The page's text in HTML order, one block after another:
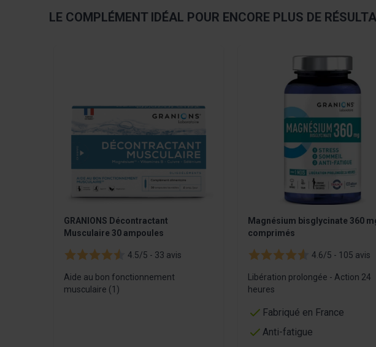
LE COMPLÉMENT IDÉAL POUR ENCORE PLUS DE
GRANIONS Décontractant
Musculaire 30 ampoules
4.5/5 - 33 avis
Aide au bon fonctionnement
musculaire (1)
Magnésium bisglycinate 360
comprimés
4.6/5 - 105 avis
Libération prolongée - Action 24
heures
Fabriqué en France
Anti-fatigue